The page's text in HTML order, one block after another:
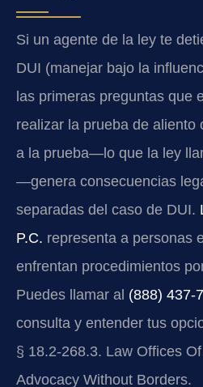
Si un agente de la ley te
DUI (manejar bajo la
las primeras preguntas que
realizar la prueba de aliento
a la prueba—lo que la ley
—genera consecuencias
separadas del caso de DUI.
P.C. representa a personas
enfrentan procedimientos
Puedes llamar al (888) 437-
consulta y entender tus
§ 18.2-268.3. Law Offices
Advocacy Without Borders.